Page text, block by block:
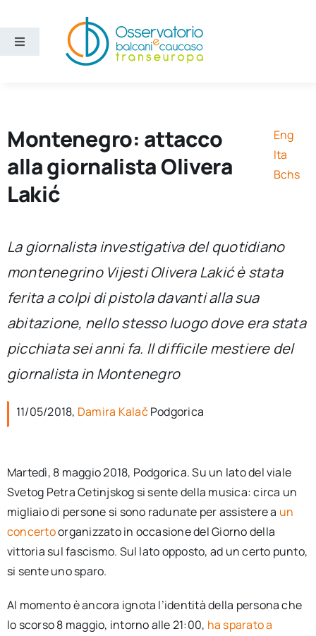
contenuto
Toggle
Ricerca e divulgazione
Chi siamo
Cerca
per:
Ita
Montenegro: attacco
alla giornalista Olivera
Lakić
Eng
Ita
Bchs
La giornalista investigativa del quotidiano
montenegrino VijestiOlivera Lakić è stata
ferita a colpi di pistola davanti alla sua
abitazione, nello stesso luogo dove era stata
picchiata sei anni fa. Il difficile mestiere del
giornalista in Montenegro
11/05/2018, Damira KalačPodgorica
Martedì, 8 maggio 2018, Podgorica. Su un lato del viale
Svetog Petra Cetinjskog si sente della musica: circa un
migliaio di persone si sono radunate per assistere a un
concertoorganizzato in occasione del Giorno della
vittoria sul fascismo. Sul lato opposto, ad un certo punto,
si sente uno sparo.
Al momento è ancora ignota l’identità della persona che
lo scorso 8 maggio, intorno alle 21:00, ha sparato a